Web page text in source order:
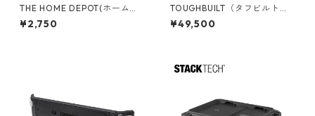
THE HOME DEPOT(ホームデ
ポ) 5ガロンバケツ 05GLHD2
¥2,750
TOUGHBUILT（タフビルト）S
TACK TECH(スタックテック)
ウィール3ドロワーボックス T
¥49,500